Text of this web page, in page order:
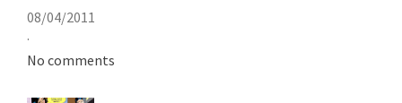
08/04/2011
·
No comments